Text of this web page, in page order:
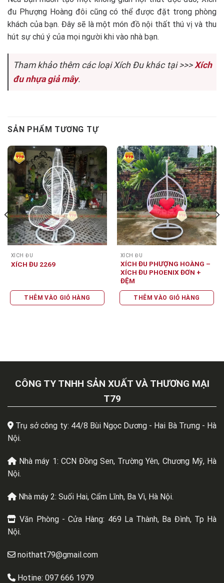
đu Phượng Hoàng đôi cũng có thể được đặt trong phòng
khách của bạn. Đây sẽ là một món đồ nội thất thú vị và thu
hút sự chú ý của mọi người khi vào nhà bạn.
Tham khảo thêm các loại Xích Đu khác tại >>> Xích
đu nhựa giả mây.
SẢN PHẨM TƯƠNG TỰ
XÍCH ĐU
XÍCH ĐU 2269
THÊM VÀO GIỎ HÀNG
XÍCH ĐU
XÍCH ĐU PHƯỢNG HOÀNG –
XÍCH ĐU PHOENIX ĐƠN +
ĐỆM
THÊM VÀO GIỎ HÀNG
CÔNG TY TNHH SẢN XUẤT VÀ THƯƠNG MẠI
T79
Trụ sở công ty: 44/8 Bùi Ngọc Dương - Hai Bà Trưng - Hà
Nội.
Nhà máy 1: CCN Đồng Sen, Trường Yên, Chương Mỹ, Hà
Nội.
Nhà máy 2: Suối Hai, Cẩm Lĩnh, Ba Vì, Hà Nội.
Văn Phòng - Cửa Hàng: 469 La Thành, Ba Đình, Tp Hà
Nội.
noithatt79@gmail.com
Hotine: 097 666 1979